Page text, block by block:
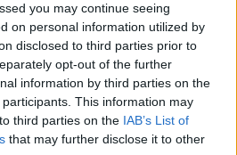
you may continue seeing
on personal information utilized by
disclosed to third parties prior to
opt-out of the further
information by third parties on the
participants. This information may
third parties on the IAB’s List of
that may further disclose it to other